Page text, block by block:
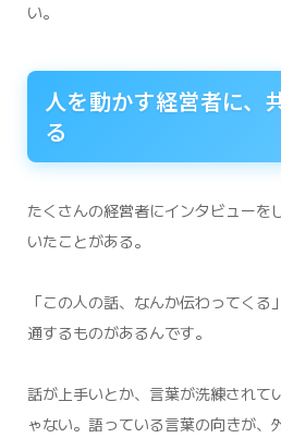
い。
人を動かす経営者に、
る
たくさんの経営者にインタビューを
いたことがある。
「この人の話、なんか伝わってく
通するものがあるんです。
話が上手いとか、言葉が洗練されて
ゃない。語っている言葉の向きが、